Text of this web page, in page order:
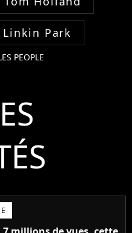
Linkin Park
PEOPLE